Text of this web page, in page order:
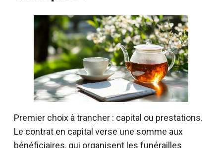
Premier choix à trancher : capital ou prestations.
Le contrat en capital verse une somme aux
bénéficiaires, qui organisent les funérailles